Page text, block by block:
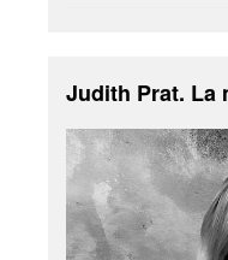
Judith Prat. La